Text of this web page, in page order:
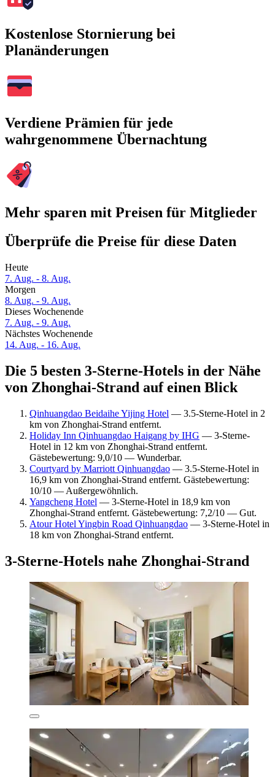
Kostenlose Stornierung bei
Planänderungen
Verdiene Prämien für jede
wahrgenommene Übernachtung
Mehr sparen mit Preisen für Mitglieder
Überprüfe die Preise für diese Daten
Heute
7. Aug. - 8. Aug.
Morgen
8. Aug. - 9. Aug.
Dieses Wochenende
7. Aug. - 9. Aug.
Nächstes Wochenende
14. Aug. - 16. Aug.
Die 5 besten 3-Sterne-Hotels in der Nähe
von Zhonghai-Strand auf einen Blick
Qinhuangdao Beidaihe Yijing Hotel — 3.5-Sterne-Hotel in 2
km von Zhonghai-Strand entfernt.
Holiday Inn Qinhuangdao Haigang by IHG — 3-Sterne-
Hotel in 12 km von Zhonghai-Strand entfernt.
Gästebewertung: 9,0/10 — Wunderbar.
Courtyard by Marriott Qinhuangdao — 3.5-Sterne-Hotel in
16,9 km von Zhonghai-Strand entfernt. Gästebewertung:
10/10 — Außergewöhnlich.
Yangcheng Hotel — 3-Sterne-Hotel in 18,9 km von
Zhonghai-Strand entfernt. Gästebewertung: 7,2/10 — Gut.
Atour Hotel Yingbin Road Qinhuangdao — 3-Sterne-Hotel in
18 km von Zhonghai-Strand entfernt.
3-Sterne-Hotels nahe Zhonghai-Strand